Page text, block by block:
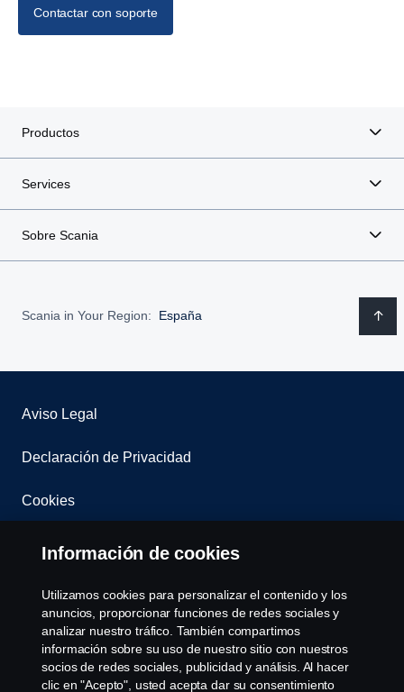
Contactar con soporte
Productos
Services
Sobre Scania
Scania in Your Region: España
Aviso Legal
Declaración de Privacidad
Cookies
Contacta con nosotros
Whistleblowing
Governance, Risk & Compliance
Configuración de cookies
Información de cookies
Utilizamos cookies para personalizar el contenido y los
anuncios, proporcionar funciones de redes sociales y
analizar nuestro tráfico. También compartimos
información sobre su uso de nuestro sitio con nuestros
socios de redes sociales, publicidad y análisis. Al hacer
clic en "Acepto", usted acepta dar su consentimiento